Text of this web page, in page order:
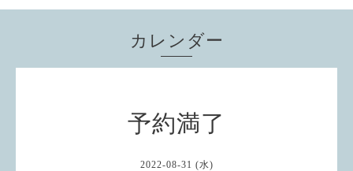
カレンダー
予約満了
2022-08-31 (水)